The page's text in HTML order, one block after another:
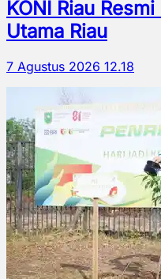
KONI Riau
Utama Riau
7 Agustus 2026 12.18